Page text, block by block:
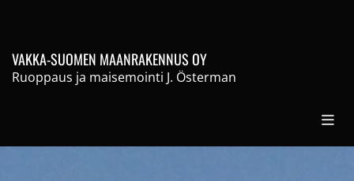
VAKKA-SUOMEN MAANRAKENNUS OY
Ruoppaus ja maisemointi J. Österman